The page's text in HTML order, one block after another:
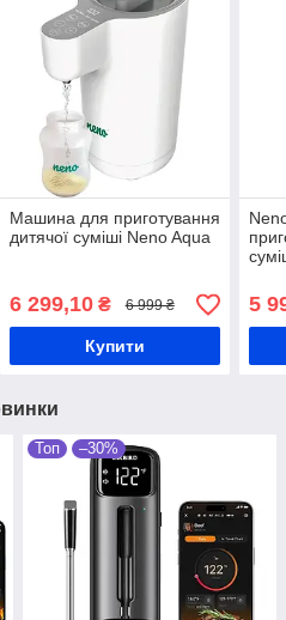
Машина для приготування
дитячої суміші Neno Aqua
6 299,10₴ 6 999 ₴
Купити
5
Топ –30%